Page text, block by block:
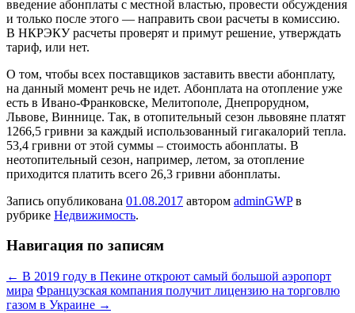
введение абонплаты с местной властью, провести обсуждения
и только после этого — направить свои расчеты в комиссию.
В НКРЭКУ расчеты проверят и примут решение, утверждать
тариф, или нет.
О том, чтобы всех поставщиков заставить ввести абонплату,
на данный момент речь не идет. Абонплата на отопление уже
есть в Ивано-Франковске, Мелитополе, Днепрорудном,
Львове, Виннице. Так, в отопительный сезон львовяне платят
1266,5 гривни за каждый использованный гигакалорий тепла.
53,4 гривни от этой суммы – стоимость абонплаты. В
неотопительный сезон, например, летом, за отопление
приходится платить всего 26,3 гривни абонплаты.
Запись опубликована 01.08.2017 автором adminGWPв
рубрике Недвижимость.
Навигация по записям
← В 2019 году в Пекине откроют самый большой аэропорт
мира Французская компания получит лицензию на торговлю
газом в Украине →